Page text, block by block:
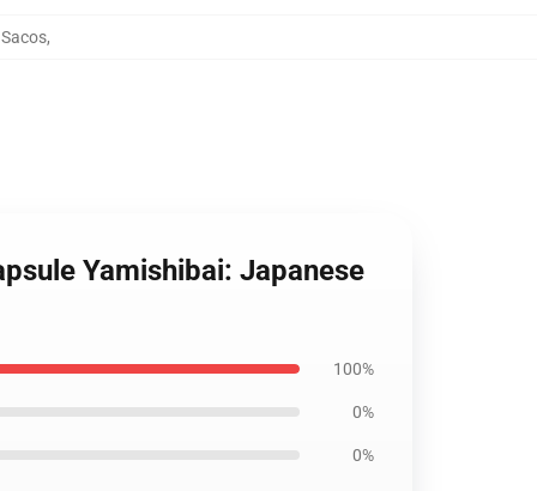
,
Yamishibai: Japanese
100%
0%
0%